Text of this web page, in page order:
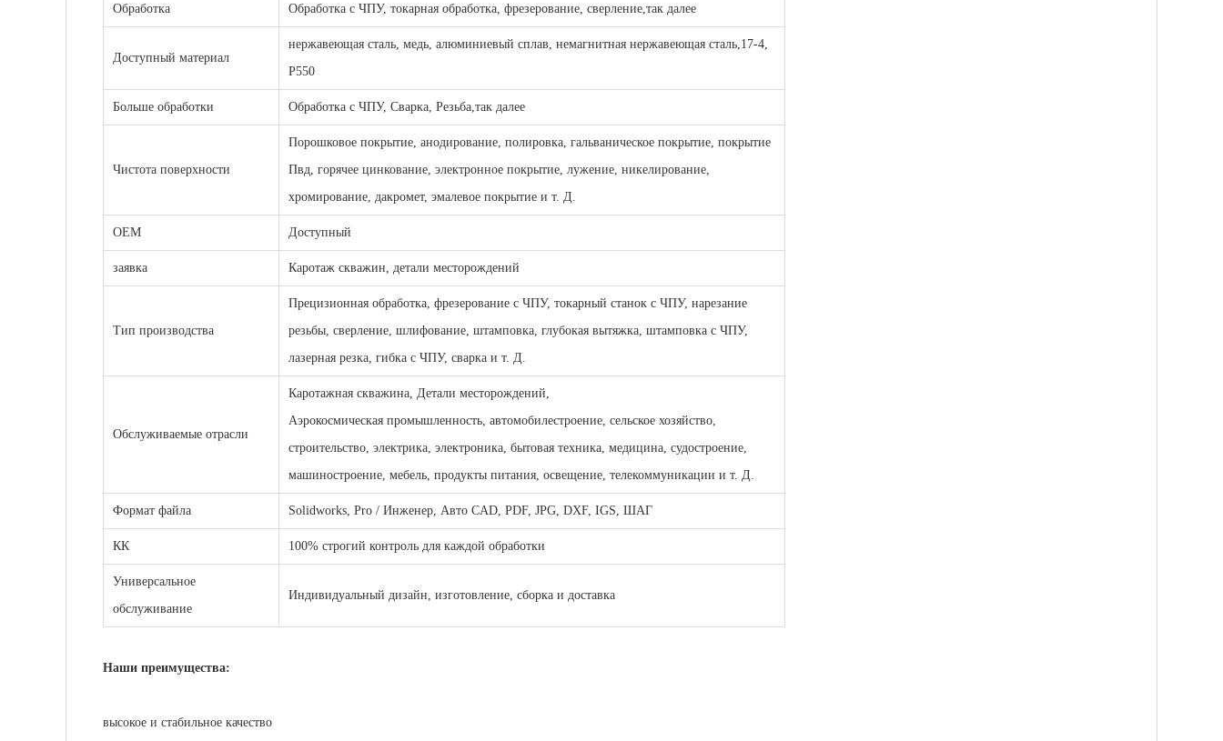
Обработка Обработка с ЧПУ, токарная обработка, фрезерование, сверление, так далее
Доступный материал
нержавеющая сталь, медь, алюминиевый сплав, немагнитная нержавеющая сталь, 17-4,
P550
Больше обработки Обработка с ЧПУ, Сварка, Резьба ,так далее
Чистота поверхности
Порошковое покрытие, анодирование, полировка, гальваническое покрытие, покрытие
Пвд, горячее цинкование, электронное покрытие, лужение, никелирование,
хромирование, дакромет, эмалевое покрытие и т. Д.
OEM Доступный
заявка Каротаж скважин, детали месторождений
Тип производства
Прецизионная обработка, фрезерование с ЧПУ, токарный станок с ЧПУ, нарезание
резьбы, сверление, шлифование, штамповка, глубокая вытяжка, штамповка с ЧПУ,
лазерная резка, гибка с ЧПУ, сварка и т. Д.
Обслуживаемые отрасли
Каротажная скважина, Детали месторождений,
Аэрокосмическая промышленность, автомобилестроение, сельское хозяйство,
строительство, электрика, электроника, бытовая техника, медицина, судостроение,
машиностроение, мебель, продукты питания, освещение, телекоммуникации и т. Д.
Формат файла Solidworks, Pro / Инженер, Авто CAD, PDF, JPG, DXF, IGS, ШАГ
КК 100% строгий контроль для каждой обработки
Универсальное
обслуживание
Индивидуальный дизайн, изготовление, сборка и доставка
Наши преимущества:
высокое и стабильное качество